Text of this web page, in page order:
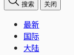
搜索 关闭
最新
国际
大陆